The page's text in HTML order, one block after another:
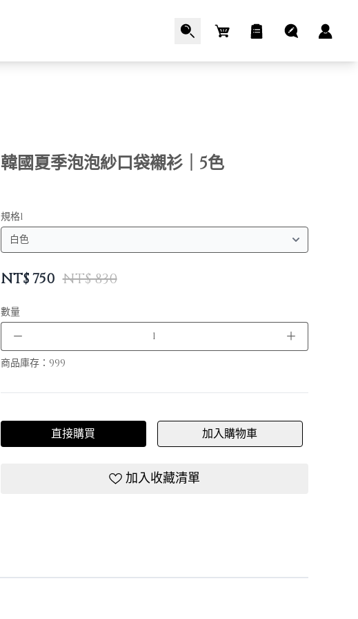
Cart
韓國夏季泡泡紗口袋襯衫｜5色
規格1
NT$750 NT$ 830
數量
－ ＋
商品庫存： 999
直接購買 加入購物車
加入收藏清單